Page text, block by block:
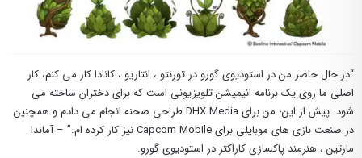
“در حال حاضر من در استودیوی گورو در تورنتو ، انتاریو ، کانادا کار می کنم، کار
اصلی ما روی یک برنامه انیمیشن تلویزیونی است که برای دختران ساخته می
شود. پیش از این؛ من برای DHX Media طراحی صحنه انجام می دادم و همچنین
در صنعت بازی های موبایلی برای Capcom Mobile نیز کار کرده ام.” – آماندا
مارتین ، هنرمند پاکسازی کاراکتر در استودیوی گورو.